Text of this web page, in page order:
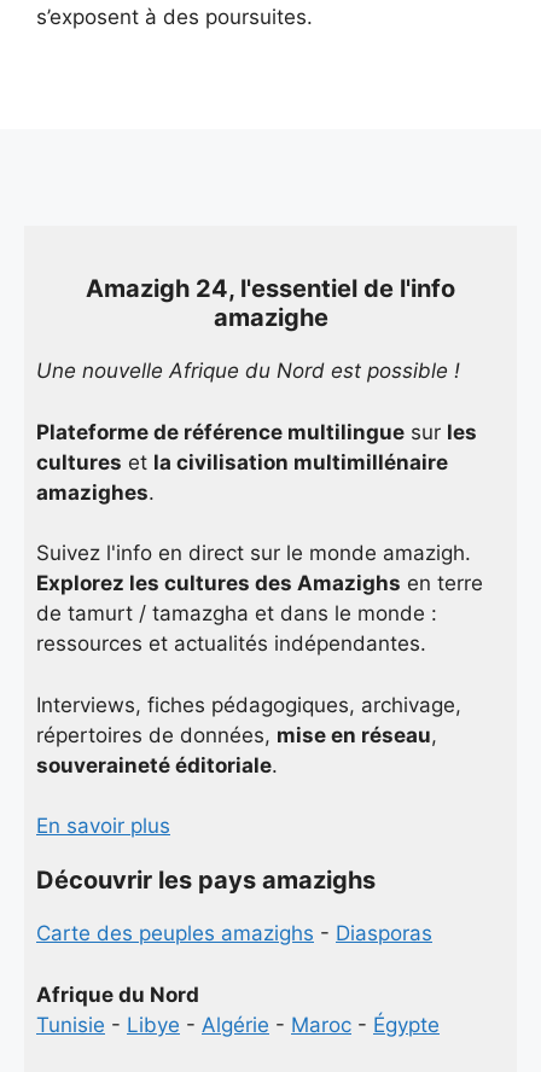
s’exposent à des poursuites.
Amazigh 24, l'essentiel de l'info
amazighe
Une nouvelle Afrique du Nord est possible !
Plateforme de référence multilingue sur les
cultures et la civilisation multimillénaire
amazighes.
Suivez l'info en direct sur le monde amazigh.
Explorez les cultures des Amazighs en terre
de tamurt / tamazgha et dans le monde :
ressources et actualités indépendantes.
Interviews, fiches pédagogiques, archivage,
répertoires de données, mise en réseau,
souveraineté éditoriale.
En savoir plus
Découvrir les pays amazighs
Carte des peuples amazighs - Diasporas
Afrique du Nord
Tunisie - Libye - Algérie - Maroc - Égypte